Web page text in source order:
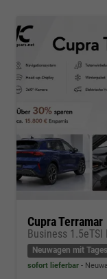
Cupra Terramar
Neuwagen mit
sofort lieferbar